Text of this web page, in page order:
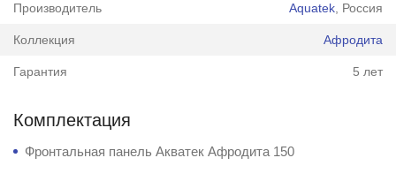
Производитель Aquatek , Россия
Коллекция Афродита
Гарантия 5 лет
Комплектация
Фронтальная панель Акватек Афродита 150